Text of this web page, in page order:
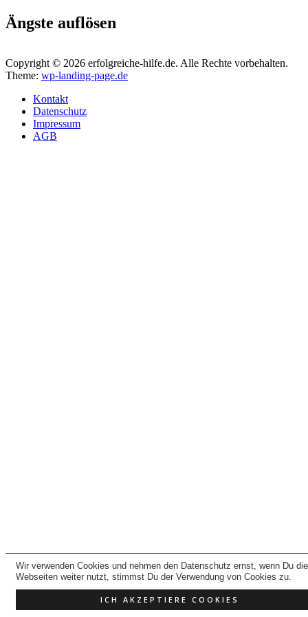
Wir verwenden Cookies und nehmen den Datenschutz ernst, wenn Du
Webseiten weiter nutzt, stimmst Du der Verwendung von Cookies zu.
ICH AKZEPTIERE COOKIES
Ängste auflösen
Copyright © 2026 erfolgreiche-hilfe.de. Alle Rechte vorbehalten.
Theme: wp-landing-page.de
Kontakt
Datenschutz
Impressum
AGB